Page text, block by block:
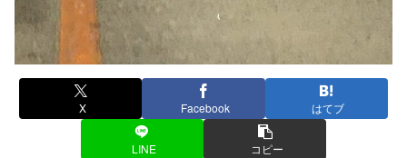
X Facebook はてブ
LINE コピー